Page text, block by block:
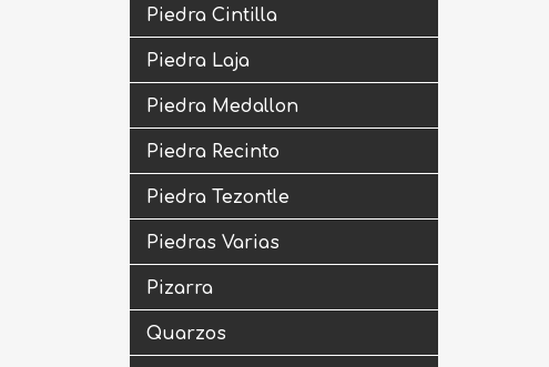
Piedra Cintilla
Piedra Laja
Piedra Medallon
Piedra Recinto
Piedra Tezontle
Piedras Varias
Pizarra
Quarzos